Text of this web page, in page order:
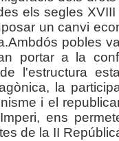
els segles
un canvi
pobles
portar a la
l'estructura
la
i el
ens
de la II